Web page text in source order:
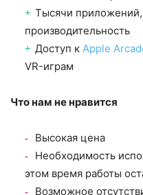
Тысячи
производительность
Доступ к Apple
VR-играм
Что нам не нравится
Высокая цена
Необходимость
этом время работы
Возможное